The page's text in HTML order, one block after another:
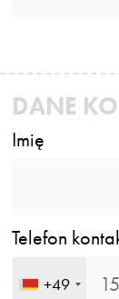
DANE
Imię
Telefon
+49